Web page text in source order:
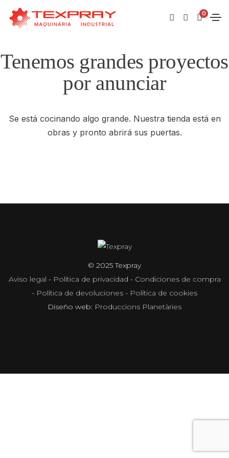
0
Tenemos grandes proyectos
por anunciar
Se está cocinando algo grande. Nuestra tienda está en
obras y pronto abrirá sus puertas.
© 2025 Texpray
Aviso legal - Política de privacidad - Condiciones de compra
- Política de devoluciones - Política de cookies
Diseño web: Produccions Planetàries